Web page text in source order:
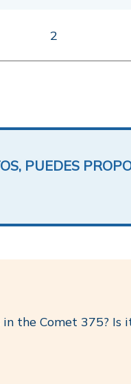
2
PUEDES
the Comet 375? Is